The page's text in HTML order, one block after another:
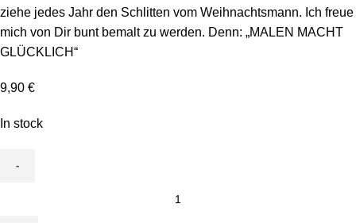
ziehe jedes Jahr den Schlitten vom Weihnachtsmann. Ich freue
mich von Dir bunt bemalt zu werden. Denn: „MALEN MACHT
GLÜCKLICH“
9,90 €
In stock